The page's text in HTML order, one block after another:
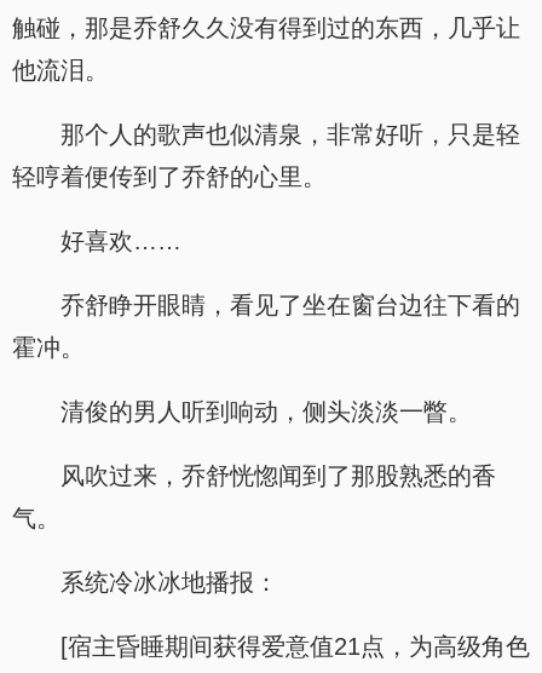
触碰，那是乔舒久久没有得到过的东西，几乎让
他流泪。
那个人的歌声也似清泉，非常好听，只是轻
轻哼着便传到了乔舒的心里。
好喜欢……
乔舒睁开眼睛，看见了坐在窗台边往下看的
霍冲。
清俊的男人听到响动，侧头淡淡一瞥。
风吹过来，乔舒恍惚闻到了那股熟悉的香
气。
系统冷冰冰地播报：
[宿主昏睡期间获得爱意值21点，为高级角色